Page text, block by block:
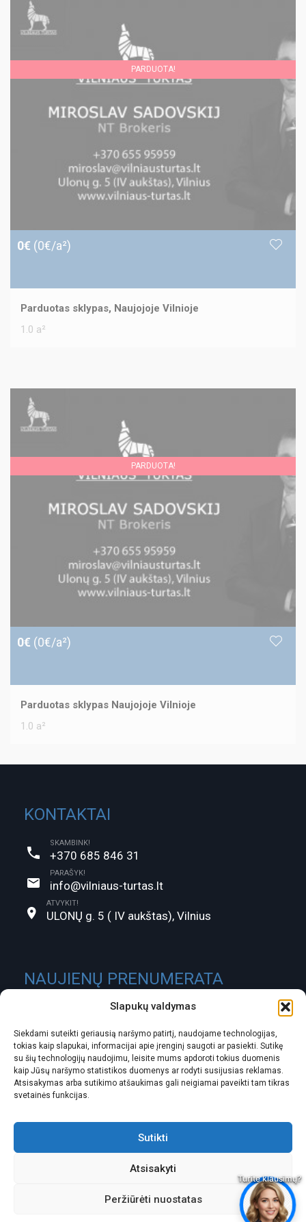
Slapukų valdymas
Siekdami suteikti geriausią naršymo patirtį, naudojame technologijas,
tokias kaip slapukai, informacijai apie įrenginį saugoti ar pasiekti. Sutikę
su šių technologijų naudojimu, leisite mums apdoroti tokius duomenis
kaip Jūsų naršymo statistikos duomenys ar rodyti susijusias reklamas.
Atsisakymas arba sutikimo atšaukimas gali neigiamai paveikti tam tikras
svetainės funkcijas.
Sutikti
Atsisakyti
Peržiūrėti nuostatas
PARDUOTA!
0€ (0€/a²)
Parduotas sklypas, Naujojoje Vilnioje
1.0 a²
PARDUOTA!
0€ (0€/a²)
Parduotas sklypas Naujojoje Vilnioje
1.0 a²
KONTAKTAI
SKAMBINK!
+370 685 846 31
PARAŠYK!
info@vilniaus-turtas.lt
ATVYKIT!
ULONŲ g. 5 ( IV aukštas), Vilnius
NAUJIENŲ PRENUMERATA
ĮMONĖS KODAS:
PVM MOKĖTOJO KODAS:
LT337300010104819796 SwedBank